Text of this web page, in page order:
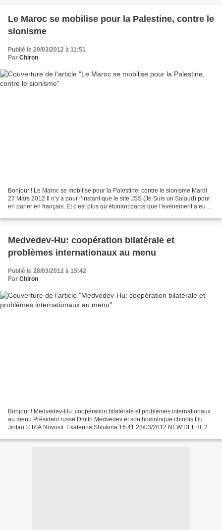
Le Maroc se mobilise pour la Palestine, contre le
sionisme
Publié le 29/03/2012 à 11:51
Par Chiron
Bonjour ! Le Maroc se mobilise pour la Palestine, contre le sionisme Mardi
27 Mars 2012 Il n’y a pour l’instant que le site JSS (Je Suis un Salaud) pour
en parler en français. Et c’est plus qu’étonant parce que l’évènement a eu
Medvedev-Hu: coopération bilatérale et
problèmes internationaux au menu
Publié le 28/03/2012 à 15:42
Par Chiron
Bonjour ! Medvedev-Hu: coopération bilatérale et problèmes internationaux
au menu Président russe Dmitri Medvedev et son homologue chinois Hu
Jintao © RIA Novosti. Ekaterina Shtukina 16:41 28/03/2012 NEW DELHI, 28